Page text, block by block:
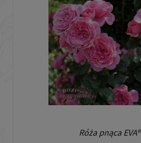
Róża pnąca EVA®